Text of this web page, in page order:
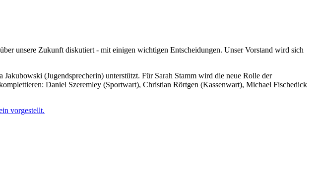
unsere Zukunft diskutiert - mit einigen wichtigen Entscheidungen. Unser Vorstand wird sich
(Jugendsprecherin) unterstützt. Für Sarah Stamm wird die neue Rolle der
Daniel Szeremley (Sportwart), Christian Rörtgen (Kassenwart), Michael Fischedick
vorgestellt.